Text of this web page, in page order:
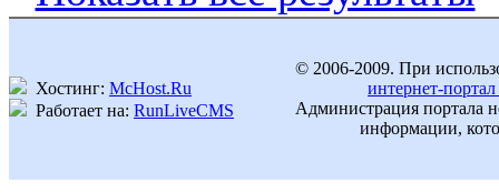
Хостинг: McHost.Ru
Работает на: RunLiveCMS
© 2006-2009. При
интернет-
Администрация портала
информации,